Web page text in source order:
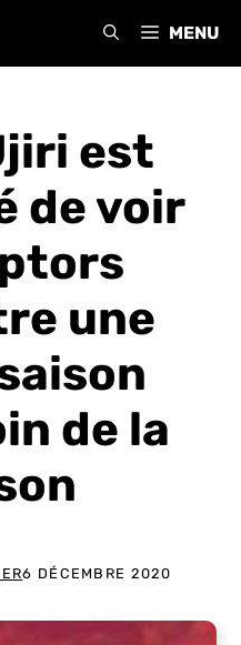
MENU
est
de voir
une
de la
6 DÉCEMBRE 2020